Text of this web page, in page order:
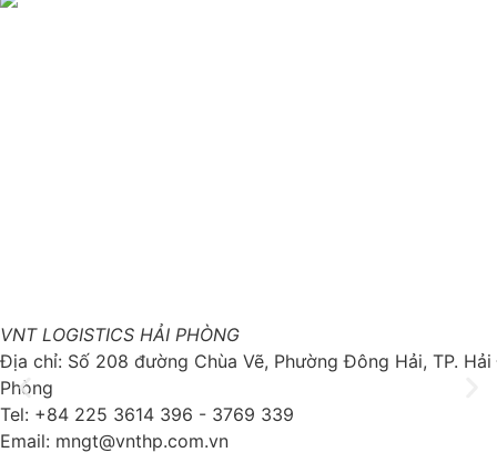
VNT LOGISTICS HẢI PHÒNG
Địa chỉ: Số 208 đường Chùa Vẽ, Phường Đông Hải, TP. Hải
Phòng
Tel: +84 225 3614 396 - 3769 339
Email: mngt@vnthp.com.vn